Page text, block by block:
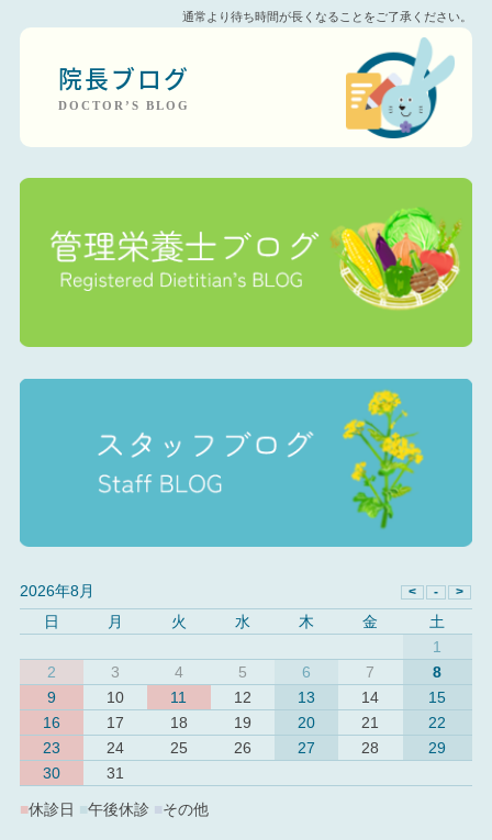
通常より待ち時間が長くなることをご了承ください。
院長ブログ
DOCTOR’S BLOG
2026年8月
日
月 火 水 木 金
土
1
2
3 4 5 6 7
8
9
10 11 12 13 14
15
16
17 18 19 20 21
22
23
24 25 26 27 28
29
30
31
■休診日 ■午後休診 その他